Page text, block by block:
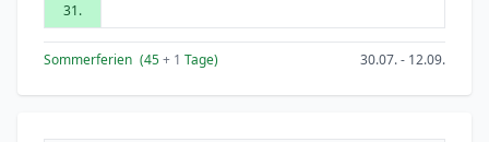
31.
Sommerferien (45+ 1 Tage) 30.07. - 12.09.